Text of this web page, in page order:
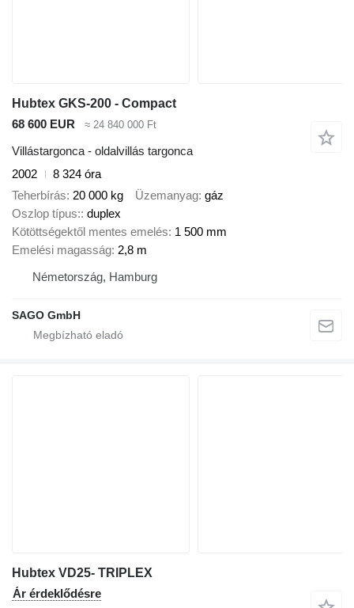
Hubtex GKS-200 - Compact
68 600 EUR
≈ 24 840 000 Ft
Villástargonca - oldalvillás targonca
2002
8 324 óra
Teherbírás 20 000 kg Üzemanyag gáz
Oszlop típus: duplex
Kötöttségektől mentes emelés 1 500 mm
Emelési magasság 2,8 m
Németország, Hamburg
SAGO GmbH
Hubtex VD25- TRIPLEX
Ár érdeklődésre